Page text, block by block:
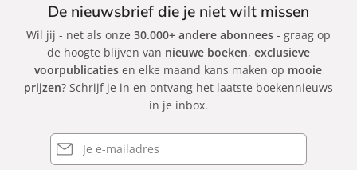
De nieuwsbrief die je niet wilt missen
Wil jij - net als onze 30.000+ andere abonnees- graag op
de hoogte blijven van nieuwe boeken, exclusieve
voorpublicaties en elke maand kans maken op mooie
prijzen? Schrijf je in en ontvang het laatste boekennieuws
in je inbox.
E-
mailadres